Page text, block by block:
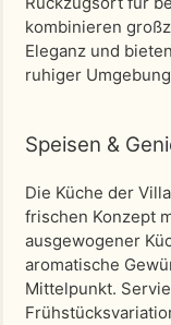
kombinieren
Eleganz und
ruhiger
Speisen &
Die Küche der
frischen Konzept
ausgewogener
aromatische
Mittelpunkt.